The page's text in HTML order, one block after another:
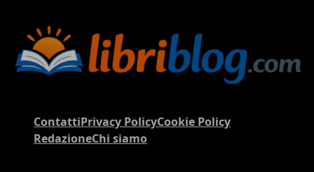
ContattiPrivacy PolicyCookie Policy
RedazioneChi siamo